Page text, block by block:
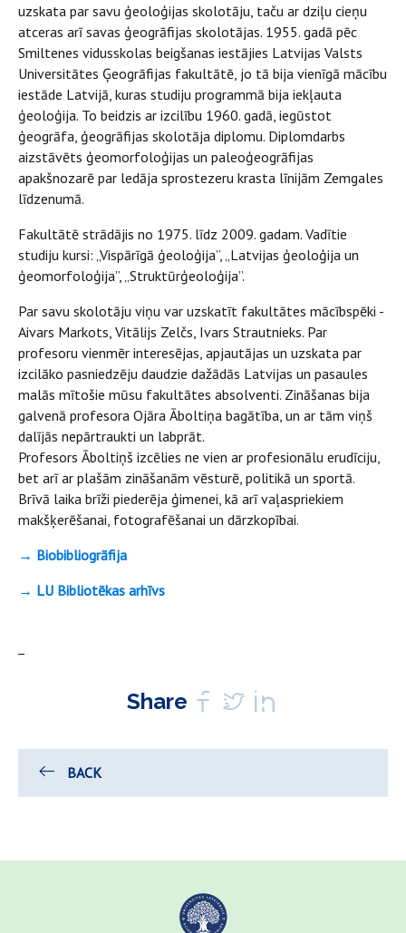
uzskata par savu ģeoloģijas skolotāju, taču ar dziļu cieņu
atceras arī savas ģeogrāfijas skolotājas. 1955. gadā pēc
Smiltenes vidusskolas beigšanas iestājies Latvijas Valsts
Universitātes Ģeogrāfijas fakultātē, jo tā bija vienīgā mācību
iestāde Latvijā, kuras studiju programmā bija iekļauta
ģeoloģija. To beidzis ar izcilību 1960. gadā, iegūstot
ģeogrāfa, ģeogrāfijas skolotāja diplomu. Diplomdarbs
aizstāvēts ģeomorfoloģijas un paleoģeogrāfijas
apakšnozarē par ledāja sprostezeru krasta līnijām Zemgales
līdzenumā.
Fakultātē strādājis no 1975. līdz 2009. gadam. Vadītie
studiju kursi: „Vispārīgā ģeoloģija”, „Latvijas ģeoloģija un
ģeomorfoloģija”, „Struktūrģeoloģija”.
Par savu skolotāju viņu var uzskatīt fakultātes mācībspēki -
Aivars Markots, Vitālijs Zelčs, Ivars Strautnieks. Par
profesoru vienmēr interesējas, apjautājas un uzskata par
izcilāko pasniedzēju daudzie dažādās Latvijas un pasaules
malās mītošie mūsu fakultātes absolventi. Zināšanas bija
galvenā profesora Ojāra Āboltiņa bagātība, un ar tām viņš
dalījās nepārtraukti un labprāt.
Profesors Āboltiņš izcēlies ne vien ar profesionālu erudīciju,
bet arī ar plašām zināšanām vēsturē, politikā un sportā.
Brīvā laika brīži piederēja ģimenei, kā arī vaļaspriekiem
makšķerēšanai, fotografēšanai un dārzkopībai.
→ Biobibliogrāfija
→ LU Bibliotēkas arhīvs
Share
BACK